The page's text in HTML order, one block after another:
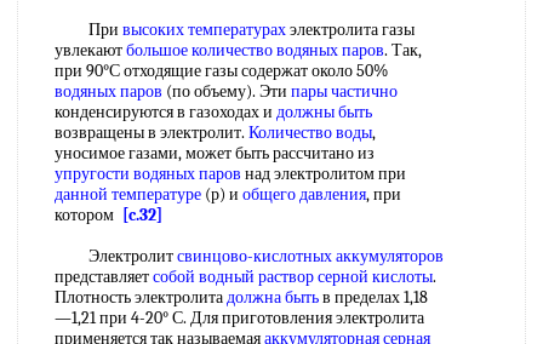
При высоких температурахэлектролита газы
увлекаютбольшое количествоводяных паров. Так,
при 90°С отходящие газы содержат около 50%
водяных паров (по объему). Эти пары частично
конденсируются в газоходах и должны быть
возвращены в электролит. Количество воды,
уносимое газами, может быть рассчитано из
упругости водяных паров над электролитом при
данной температуре (р) и общего давления, при
котором [c.32]
Электролитсвинцово-кислотных аккумуляторов
представляетсобой водный раствор серной кислоты.
Плотность электролитадолжна бытьв пределах 1,18
—1,21 при 4-20° С. Для приготовления электролита
применяется так называемаяаккумуляторная серная